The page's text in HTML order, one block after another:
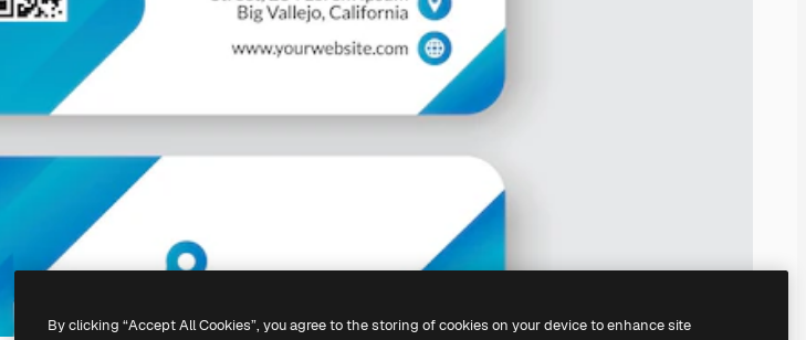
By clicking “Accept All Cookies”, you agree to the storing of cookies on your device to enhance site